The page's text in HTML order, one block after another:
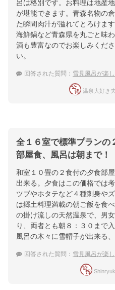
呂は格別です。お料理は地産
が堪能できます。青森名物の
た瞬間肉汁が溢れてとろけま
海鮮鍋など青森県を丸ごと味
酒も豊富なのでお楽しみくだ
い。
回答された質問： 雪見風呂が楽
温泉大好き
全１６室で標準プランの
部屋食、風呂は朝まで！
和室１０畳の２食付の夕食部
出来る。夕食はこの価格では
ツブやホタテなど４種刺身や
は郷土料理満載の朝ご飯を食
の掛け流しの天然温泉で、男
り、両者とも朝８：３０まで
風呂の木々に雪帽子が出来る
回答された質問： 雪見風呂が楽